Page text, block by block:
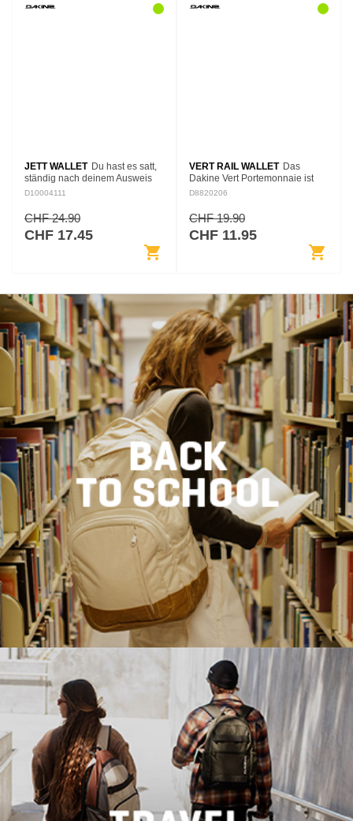
JETT WALLET Du hast es satt,
ständig nach deinem Ausweis
oder deinen Kreditkarten zu
Kleingeld ständig klapprige
Runden in der…
D10004111
CHF 24.90
CHF 17.45
shopping_cart
VERT RAIL WALLET Das
Dakine Vert Portemonnaie ist
unsere klassische, dreifach
sich mit Klettverschluss
schließen lässt. Durch das…
D8820206
CHF 19.90
CHF 11.95
shopping_cart